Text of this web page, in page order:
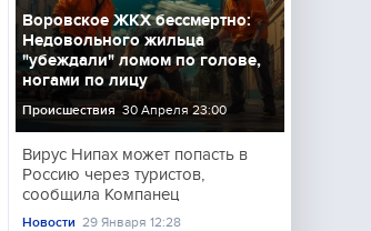
Воровское ЖКХ бессмертно:
Недовольного жильца
"убеждали" ломом по голове,
ногами по лицу
Происшествия 30 Апреля 23:00
Вирус Нипах может попасть в
Россию через туристов,
сообщила Компанец
Новости 29 Января 12:28